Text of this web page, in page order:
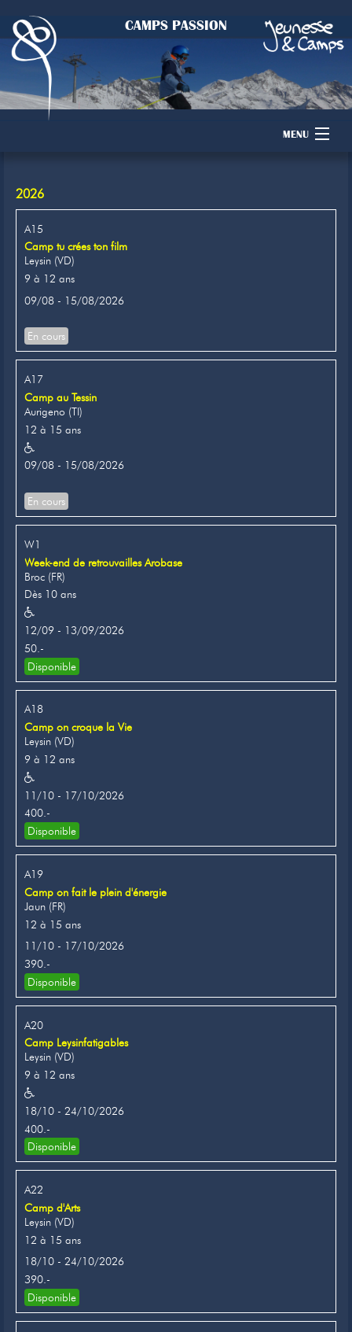
CAMPS PASSION
MENU
Camps
Newsletter
2026
A15
Camp tu crées ton film
Leysin (VD)
9 à 12 ans
09/08 - 15/08/2026
En cours
A17
Camp au Tessin
Aurigeno (TI)
12 à 15 ans
09/08 - 15/08/2026
En cours
W1
Week-end de retrouvailles Arobase
Broc (FR)
Dès 10 ans
12/09 - 13/09/2026
50.-
Disponible
A18
Camp on croque la Vie
Leysin (VD)
9 à 12 ans
11/10 - 17/10/2026
400.-
Disponible
A19
Camp on fait le plein d'énergie
Jaun (FR)
12 à 15 ans
11/10 - 17/10/2026
390.-
Disponible
A20
Camp Leysinfatigables
Leysin (VD)
9 à 12 ans
18/10 - 24/10/2026
400.-
Disponible
A22
Camp d'Arts
Leysin (VD)
12 à 15 ans
18/10 - 24/10/2026
390.-
Disponible